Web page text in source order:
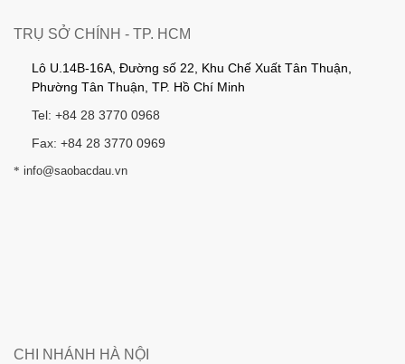
TRỤ SỞ CHÍNH - TP. HCM
Lô U.14B-16A, Đường số 22, Khu Chế Xuất Tân Thuận,
Phường Tân Thuận, TP. Hồ Chí Minh
Tel: +84 28 3770 0968
Fax: +84 28 3770 0969
* info@saobacdau.vn
CHI NHÁNH HÀ NỘI